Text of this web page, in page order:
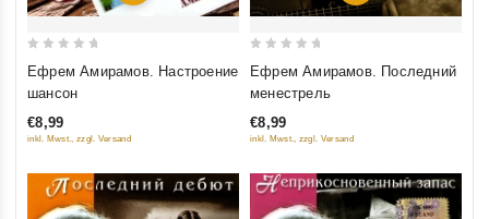
out
5
Ефрем Амирамов. Настроение
шансон
€8,99
inkl. Mwst., zzgl. Versand
out
5
Ефрем Амирамов. Последний
менестрель
€8,99
inkl. Mwst., zzgl. Versand